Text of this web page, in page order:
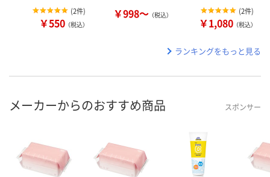
(2件)
￥550 （税込）
￥998～ （税込）
(2件)
￥1,080 （税込）
ランキングをもっと見る
メーカーからのおすすめ商品 スポンサー